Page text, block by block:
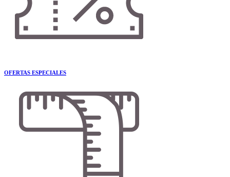
OFERTAS ESPECIALES